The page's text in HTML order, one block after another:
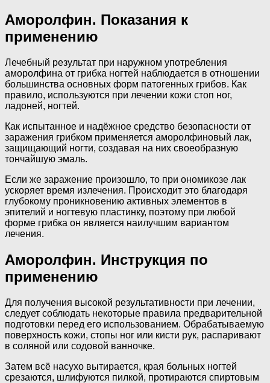
Аморолфин. Показания к
применению
Лечебный результат при наружном употребления
аморолфина от грибка ногтей наблюдается в отношении
большинства основных форм патогенных грибов. Как
правило, используются при лечении кожи стоп ног,
ладоней, ногтей.
Как испытанное и надёжное средство безопасности от
заражения грибком применяется аморолфиновый лак,
защищающий ногти, создавая на них своеобразную
тончайшую эмаль.
Если же заражение произошло, то при ономикозе лак
ускоряет время излечения. Происходит это благодаря
глубокому проникновению активных элементов в
эпителий и ногтевую пластинку, поэтому при любой
форме грибка он является наилучшим вариантом
лечения.
Аморолфин. Инструкция по
применению
Для получения высокой результативности при лечении,
следует соблюдать некоторые правила предварительной
подготовки перед его использованием. Обрабатываемую
поверхность кожи, стопы ног или кисти рук, распаривают
в соляной или содовой ванночке.
Затем всё насухо вытирается, края больных ногтей
срезаются, шлифуются пилкой, протираются спиртовым